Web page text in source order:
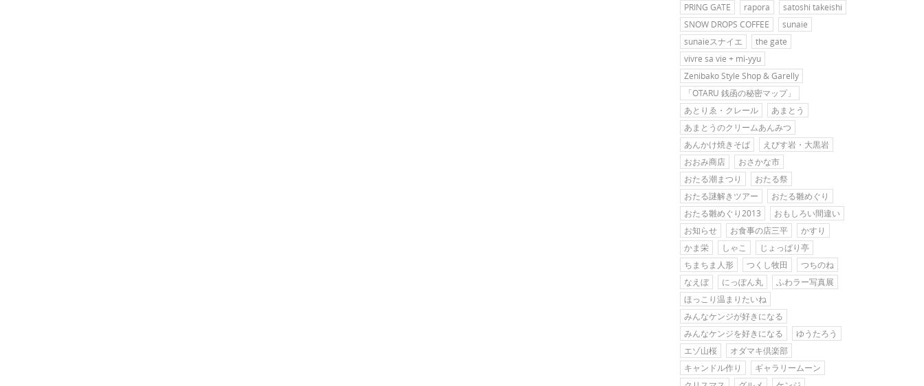
PRING GATE
rapora
satoshi takeishi
SNOW DROPS COFFEE
sunaie
sunaieスナイエ
the gate
vivre sa vie + mi-yyu
Zenibako Style Shop & Garelly
「OTARU 銭函の秘密マップ」
あとりゑ・クレール
あまとう
あまとうのクリームあんみつ
あんかけ焼きそば
えびす岩・大黒岩
おおみ商店
おさかな市
おたる潮まつり
おたる祭
おたる謎解きツアー
おたる雛めぐり
おたる雛めぐり2013
おもしろい間違い
お知らせ
お食事の店三平
かすり
かま栄
しゃこ
じょっぱり亭
ちまちま人形
つくし牧田
つちのね
なえぼ
にっぽん丸
ふわラー写真展
ほっこり温まりたいね
みんなケンジが好きになる
みんなケンジを好きになる
ゆうたろう
エゾ山桜
オダマキ倶楽部
キャンドル作り
ギャラリームーン